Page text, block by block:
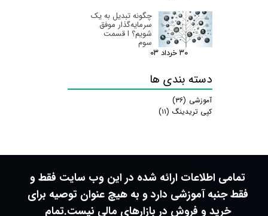
چگونه تبدیل به یک
سرمایه‌گذار موفق
شویم؟ I قسمت
سوم
۳۰ خرداد ۰۳
دسته بندی ها
آموزشی (۳۶)
کپی تریدینگ (۱۱)
تمامی اطلاعات ارائه شده در این وب سایت فقط و
فقط جنبه آموزشی دارد و به هیچ عنوان توصیه برای
خرید و فروش در بازارهای مالی نیست.تمام